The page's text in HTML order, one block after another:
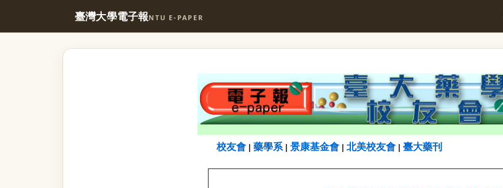
臺灣大學電子報NTU E-PAPER
校友會 藥學系| 景康基金會 北美校友會 臺大藥刊